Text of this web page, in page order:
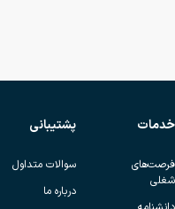
خدمات
فرصت‌های
شغلی
پشتیبانی
سوالات متداول
درباره ما